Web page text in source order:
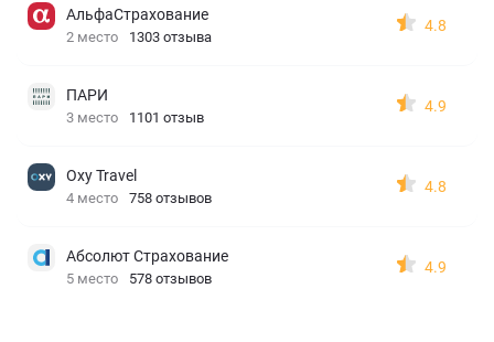
АльфаСтрахование
2 место 1303 отзыва
4.8
ПАРИ
3 место 1101 отзыв
4.9
Oxy Travel
4 место 758 отзывов
4.8
Абсолют Страхование
5 место 578 отзывов
4.9